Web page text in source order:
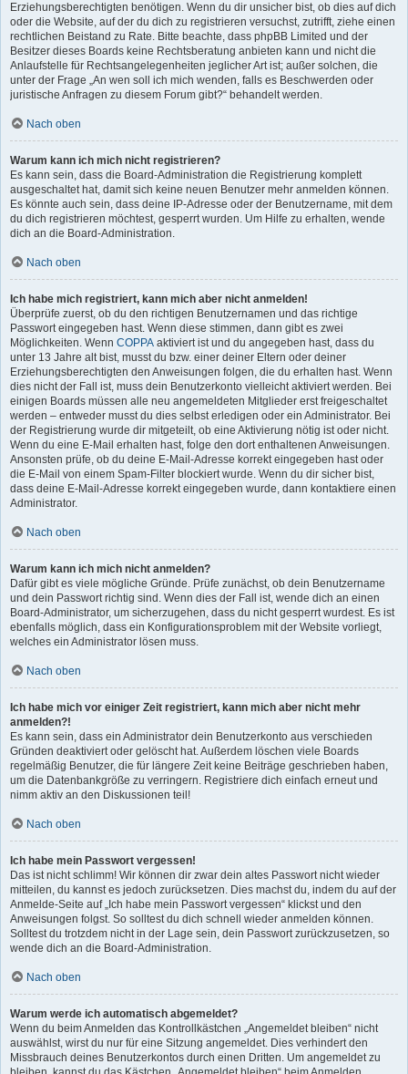
Erziehungsberechtigten benötigen. Wenn du dir unsicher bist, ob dies auf dich
oder die Website, auf der du dich zu registrieren versuchst, zutrifft, ziehe einen
rechtlichen Beistand zu Rate. Bitte beachte, dass phpBB Limited und der
Besitzer dieses Boards keine Rechtsberatung anbieten kann und nicht die
Anlaufstelle für Rechtsangelegenheiten jeglicher Art ist; außer solchen, die
unter der Frage „An wen soll ich mich wenden, falls es Beschwerden oder
juristische Anfragen zu diesem Forum gibt?“ behandelt werden.
Nach oben
Warum kann ich mich nicht registrieren?
Es kann sein, dass die Board-Administration die Registrierung komplett
ausgeschaltet hat, damit sich keine neuen Benutzer mehr anmelden können.
Es könnte auch sein, dass deine IP-Adresse oder der Benutzername, mit dem
du dich registrieren möchtest, gesperrt wurden. Um Hilfe zu erhalten, wende
dich an die Board-Administration.
Nach oben
Ich habe mich registriert, kann mich aber nicht anmelden!
Überprüfe zuerst, ob du den richtigen Benutzernamen und das richtige
Passwort eingegeben hast. Wenn diese stimmen, dann gibt es zwei
Möglichkeiten. Wenn COPPA aktiviert ist und du angegeben hast, dass du
unter 13 Jahre alt bist, musst du bzw. einer deiner Eltern oder deiner
Erziehungsberechtigten den Anweisungen folgen, die du erhalten hast. Wenn
dies nicht der Fall ist, muss dein Benutzerkonto vielleicht aktiviert werden. Bei
einigen Boards müssen alle neu angemeldeten Mitglieder erst freigeschaltet
werden – entweder musst du dies selbst erledigen oder ein Administrator. Bei
der Registrierung wurde dir mitgeteilt, ob eine Aktivierung nötig ist oder nicht.
Wenn du eine E-Mail erhalten hast, folge den dort enthaltenen Anweisungen.
Ansonsten prüfe, ob du deine E-Mail-Adresse korrekt eingegeben hast oder
die E-Mail von einem Spam-Filter blockiert wurde. Wenn du dir sicher bist,
dass deine E-Mail-Adresse korrekt eingegeben wurde, dann kontaktiere einen
Administrator.
Nach oben
Warum kann ich mich nicht anmelden?
Dafür gibt es viele mögliche Gründe. Prüfe zunächst, ob dein Benutzername
und dein Passwort richtig sind. Wenn dies der Fall ist, wende dich an einen
Board-Administrator, um sicherzugehen, dass du nicht gesperrt wurdest. Es ist
ebenfalls möglich, dass ein Konfigurationsproblem mit der Website vorliegt,
welches ein Administrator lösen muss.
Nach oben
Ich habe mich vor einiger Zeit registriert, kann mich aber nicht mehr
anmelden?!
Es kann sein, dass ein Administrator dein Benutzerkonto aus verschieden
Gründen deaktiviert oder gelöscht hat. Außerdem löschen viele Boards
regelmäßig Benutzer, die für längere Zeit keine Beiträge geschrieben haben,
um die Datenbankgröße zu verringern. Registriere dich einfach erneut und
nimm aktiv an den Diskussionen teil!
Nach oben
Ich habe mein Passwort vergessen!
Das ist nicht schlimm! Wir können dir zwar dein altes Passwort nicht wieder
mitteilen, du kannst es jedoch zurücksetzen. Dies machst du, indem du auf der
Anmelde-Seite auf „Ich habe mein Passwort vergessen“ klickst und den
Anweisungen folgst. So solltest du dich schnell wieder anmelden können.
Solltest du trotzdem nicht in der Lage sein, dein Passwort zurückzusetzen, so
wende dich an die Board-Administration.
Nach oben
Warum werde ich automatisch abgemeldet?
Wenn du beim Anmelden das Kontrollkästchen „Angemeldet bleiben“ nicht
auswählst, wirst du nur für eine Sitzung angemeldet. Dies verhindert den
Missbrauch deines Benutzerkontos durch einen Dritten. Um angemeldet zu